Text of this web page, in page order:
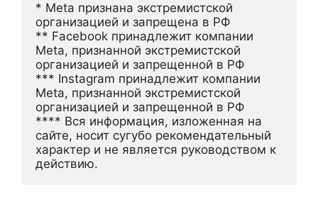
* Meta признана экстремистской
организацией и запрещена в РФ
** Facebook принадлежит компании
Meta, признанной экстремистской
организацией и запрещенной в РФ
*** Instagram принадлежит компании
Meta, признанной экстремистской
организацией и запрещенной в РФ
**** Вся информация, изложенная на
сайте, носит сугубо рекомендательный
характер и не является руководством к
действию.